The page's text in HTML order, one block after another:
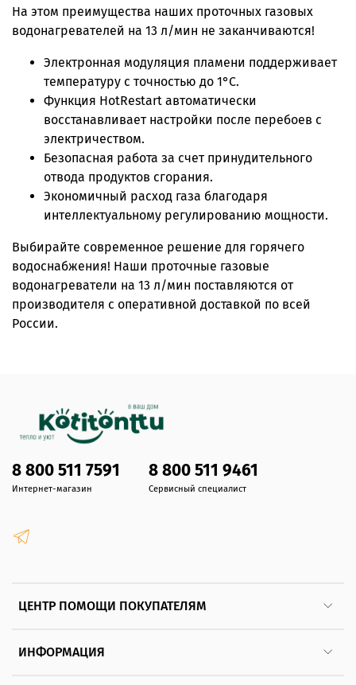
На этом преимущества наших проточных газовых
водонагревателей на 13 л/мин не заканчиваются!
Электронная модуляция пламени поддерживает
температуру с точностью до 1°C.
Функция HotRestart автоматически
восстанавливает настройки после перебоев с
электричеством.
Безопасная работа за счет принудительного
отвода продуктов сгорания.
Экономичный расход газа благодаря
интеллектуальному регулированию мощности.
Выбирайте современное решение для горячего
водоснабжения! Наши проточные газовые
водонагреватели на 13 л/мин поставляются от
производителя с оперативной доставкой по всей
России.
ЦЕНТР ПОМОЩИ ПОКУПАТЕЛЯМ
ИНФОРМАЦИЯ
8 800 511 7591
Интернет-магазин
8 800 511 9461
Сервисный специалист